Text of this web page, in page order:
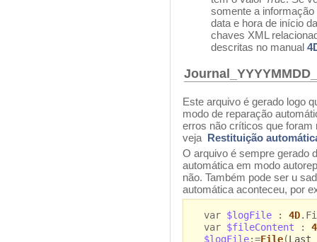
somente a
data e hora de início
chaves XML
descritas no manual
Este arquivo é gerado logo
modo de reparação
erros não críticos que foram
veja Restituição
O arquivo é sempre gerado
automática em modo
não. Também pode ser u
automática aconteceu, por
var$logFile : 4D
var$fileContent :
$logFile:=File(